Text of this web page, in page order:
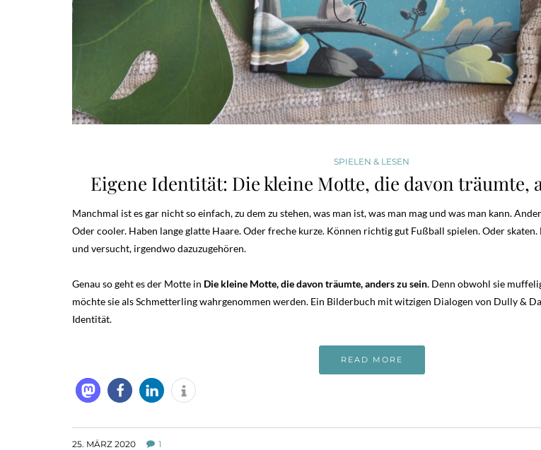
SPIELEN & LESEN
Eigene Identität: Die kleine Motte, die davon träumte,
Manchmal ist es gar nicht so einfach, zu dem zu stehen, was man ist, was man mag und was man kann.
Oder cooler. Haben lange glatte Haare. Oder freche kurze. Können richtig gut Fußball spielen. Oder
und versucht, irgendwo dazuzugehören.
Genau so geht es der Motte in Die kleine Motte, die davon träumte, anders zu sein. Denn obwohl sie
möchte sie als Schmetterling wahrgenommen werden. Ein Bilderbuch mit witzigen Dialogen von Dully &
Identität.
READ MORE
25. MÄRZ 2020 1